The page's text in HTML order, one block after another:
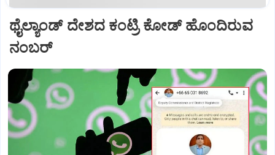
ಥೈಲ್ಯಾಂಡ್ ದೇಶದ ಕಂಟ್ರಿ ಕೋಡ್ ಹೊಂದಿರುವ
ನಂಬರ್‌